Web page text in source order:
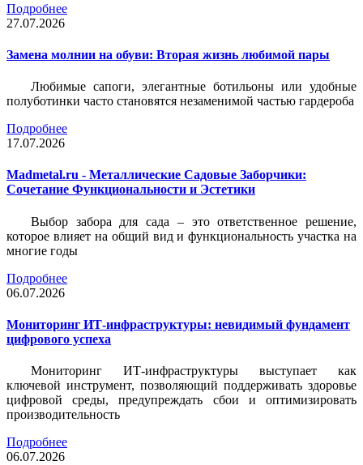
Подробнее
27.07.2026
Замена молнии на обуви: Вторая жизнь любимой пары
Любимые сапоги, элегантные ботильоны или удобные
полуботинки часто становятся незаменимой частью гардероба
Подробнее
17.07.2026
Madmetal.ru - Металлические Садовые Заборчики:
Сочетание Функциональности и Эстетики
Выбор забора для сада – это ответственное решение,
которое влияет на общий вид и функциональность участка на
многие годы
Подробнее
06.07.2026
Мониторинг ИТ-инфраструктуры: невидимый фундамент
цифрового успеха
Мониторинг ИТ-инфраструктуры выступает как
ключевой инструмент, позволяющий поддерживать здоровье
цифровой среды, предупреждать сбои и оптимизировать
производительность
Подробнее
06.07.2026